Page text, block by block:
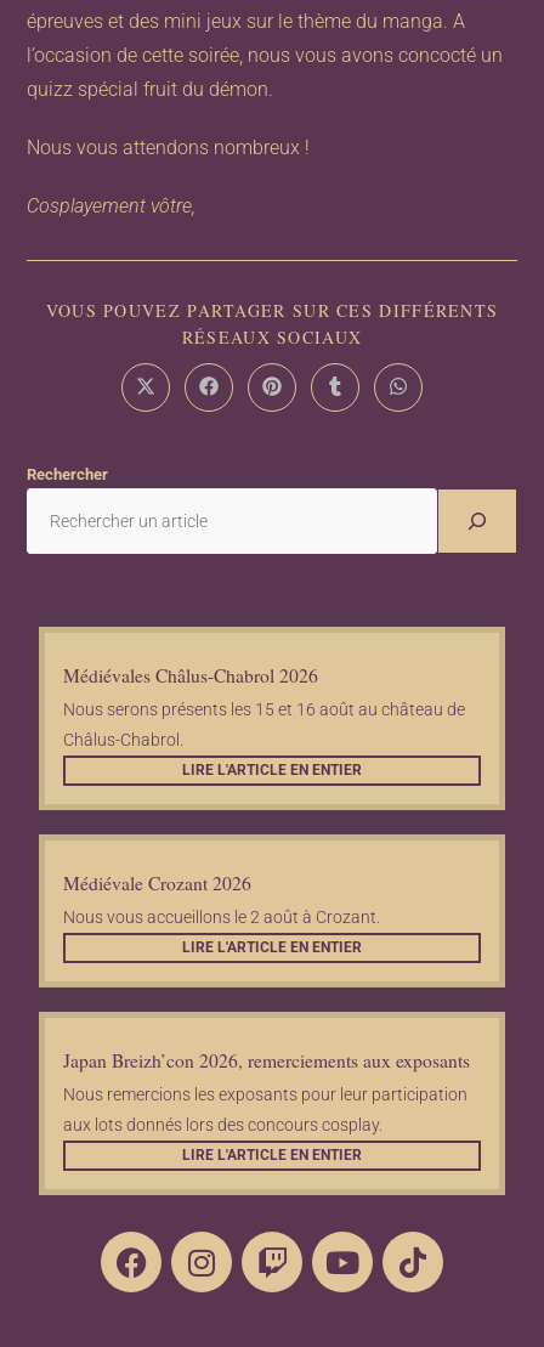
épreuves et des mini jeux sur le thème du manga. A
l’occasion de cette soirée, nous vous avons concocté un
quizz spécial fruit du démon.
Nous vous attendons nombreux !
Cosplayement vôtre,
VOUS POUVEZ PARTAGER SUR CES DIFFÉRENTS
RÉSEAUX SOCIAUX
Rechercher
Médiévales Châlus-Chabrol 2026
Nous serons présents les 15 et 16 août au château de
Châlus-Chabrol.
LIRE L'ARTICLE EN ENTIER
Médiévale Crozant 2026
Nous vous accueillons le 2 août à Crozant.
LIRE L'ARTICLE EN ENTIER
Japan Breizh’con 2026, remerciements aux exposants
Nous remercions les exposants pour leur participation
aux lots donnés lors des concours cosplay.
LIRE L'ARTICLE EN ENTIER